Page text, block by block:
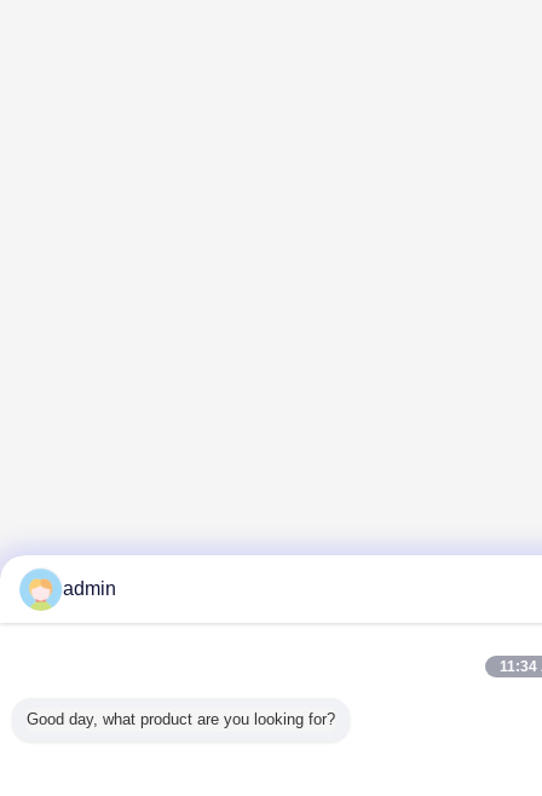
admin
11:34
Good day, what product are you looking for?